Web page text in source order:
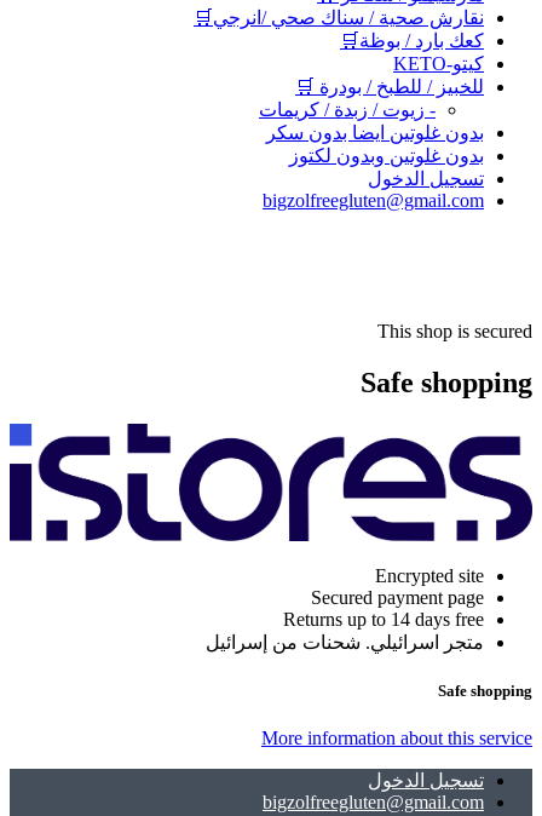
نقارش صحية / سناك صحي /انرجي🛒
كعك بارد / بوظة🛒
كيتو-KETO
للخبيز / للطبخ / بودرة 🛒
- زيوت / زبدة / كريمات
بدون غلوتين ايضا بدون سكر
بدون غلوتين وبدون لكتوز
تسجيل الدخول
bigzolfreegluten@gmail.com
This shop is secured
Safe shopping
Encrypted site
Secured payment page
Returns up to 14 days free
متجر اسرائيلي. شحنات من إسرائيل
Safe shopping
More information about this service
تسجيل الدخول
bigzolfreegluten@gmail.com